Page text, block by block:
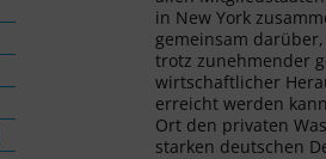
in New York
gemeinsam
trotz zunehmender
wirtschaftlicher
erreicht werden
Ort den privaten
starken deutschen